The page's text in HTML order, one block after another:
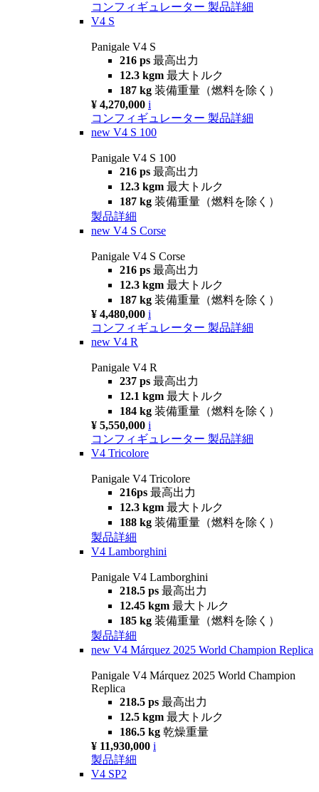
コンフィギュレーター 製品詳細
V4 S
Panigale V4 S
216 ps 最高出力
12.3 kgm 最大トルク
187 kg 装備重量（燃料を除く）
¥ 4,270,000 i
コンフィギュレーター 製品詳細
new V4 S 100
Panigale V4 S 100
216 ps 最高出力
12.3 kgm 最大トルク
187 kg 装備重量（燃料を除く）
製品詳細
new V4 S Corse
Panigale V4 S Corse
216 ps 最高出力
12.3 kgm 最大トルク
187 kg 装備重量（燃料を除く）
¥ 4,480,000 i
コンフィギュレーター 製品詳細
new V4 R
Panigale V4 R
237 ps 最高出力
12.1 kgm 最大トルク
184 kg 装備重量（燃料を除く）
¥ 5,550,000 i
コンフィギュレーター 製品詳細
V4 Tricolore
Panigale V4 Tricolore
216ps 最高出力
12.3 kgm 最大トルク
188 kg 装備重量（燃料を除く）
製品詳細
V4 Lamborghini
Panigale V4 Lamborghini
218.5 ps 最高出力
12.45 kgm 最大トルク
185 kg 装備重量（燃料を除く）
製品詳細
new V4 Márquez 2025 World Champion Replica
Panigale V4 Márquez 2025 World Champion
Replica
218.5 ps 最高出力
12.5 kgm 最大トルク
186.5 kg 乾燥重量
¥ 11,930,000 i
製品詳細
V4 SP2